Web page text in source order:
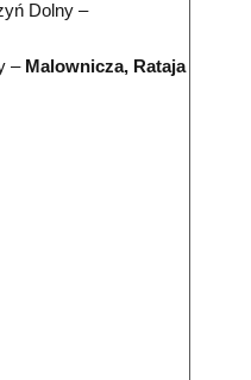
Dolny –
– Malownicza, Rataja